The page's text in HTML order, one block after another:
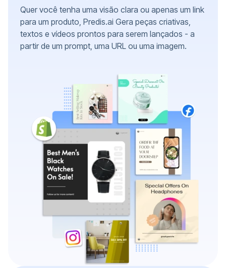
Quer você tenha uma visão clara ou apenas um link
para um produto, Predis.ai Gera peças criativas,
textos e vídeos prontos para serem lançados - a
partir de um prompt, uma URL ou uma imagem.